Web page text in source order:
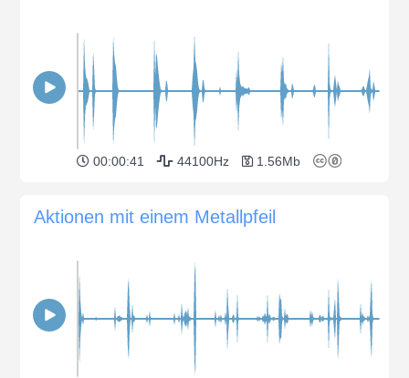
00:00:41 44100Hz 1.56Mb
Aktionen mit einem Metallpfeil